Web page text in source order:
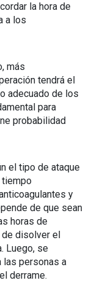
la hora de
a los
más
tendrá el
adecuado de los
para
probabilidad
el tipo de ataque
tiempo
y
de que sean
horas de
disolver el
Luego, se
las personas a
derrame.